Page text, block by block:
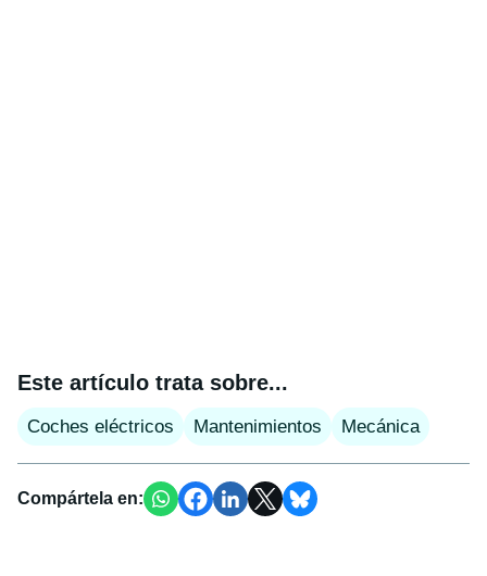
Este artículo trata sobre...
Coches eléctricos Mantenimientos Mecánica
Compártela en: